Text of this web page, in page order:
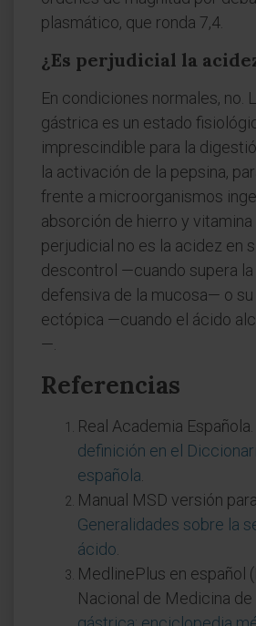
plasmático, que ronda 7,4.
¿Es perjudicial la
En condiciones normales, no.
gástrica es un estado
imprescindible para la
la activación de la pepsina,
frente a microorganismos
absorción de hierro y vitamina
perjudicial no es la acidez en
descontrol —cuando supera
defensiva de la mucosa— o
ectópica —cuando el ácido
—.
Referencias
Real Academia Española.
definición en el
española
Manual MSD versión
Generalidades sobre la
ácido
MedlinePlus en español
Nacional de Medicina de